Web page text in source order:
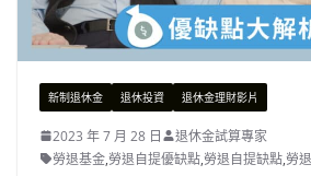
新制退休金 退休投資 退休金理財影片
2023 年 7 月 28 日
退休金試算專家
勞退基金,勞退自提優缺點,勞退自提缺點,勞